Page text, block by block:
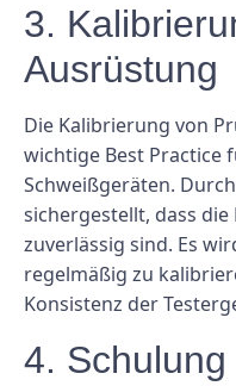
3.
Ausrüstung
Die Kalibrierung von
wichtige Best Practice
Schweißgeräten.
sichergestellt, dass
zuverlässig sind. Es
regelmäßig zu
Konsistenz der
4. Schulung